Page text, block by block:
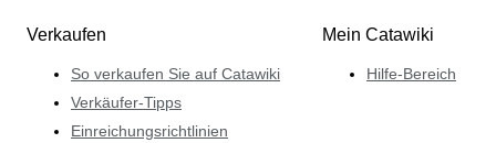
Verkaufen
So verkaufen Sie auf Catawiki
Verkäufer-Tipps
Einreichungsrichtlinien
Mein Catawiki
Hilfe-Bereich